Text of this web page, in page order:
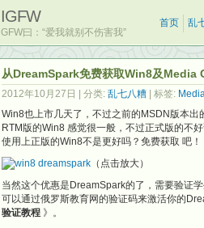
IGFW
GFW曰：“爱我就别不伤害我”
首页 乱
从DreamSpark免费获取Win8及Media
2012年10月27日 | 分类: 乱七八糟 | 标签:
Win8也上市几天了，不过之前的MSDN版本
RTM版的Win8 感觉很一般，不过正式版的不
使用上正版的Win8不是更好吗？免费获取 吧！
（点击放大）
当然这个优惠是DreamSpark的了，需要验证
可以通过俄罗斯教育网的验证码来激活你的
验证教程 》。